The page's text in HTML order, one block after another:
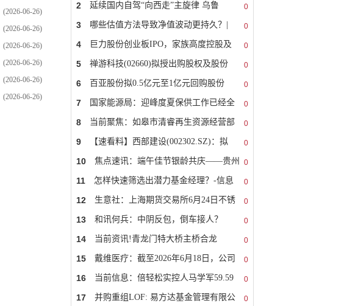
(2026-06-26)
(2026-06-26)
(2026-06-26)
(2026-06-26)
(2026-06-26)
(2026-06-26)
0
2 延续国内自驾“向西走”主旋律 乌鲁
0
3 哪些估值方法导致净值波动更持久？|
0
4 巨力股份创业板IPO，家族高度控股及
0
5 禅游科技(02660)拟授出购股权及股份
0
6 百亚股份拟0.5亿元至1亿元回购股份
0
7 国家能源局：迎峰度夏保供工作已经全
0
8 当前聚焦：如皋市清睿再生资源经营部
0
9 【速看料】西部建设(002302.SZ)：拟
0
10 焦点速讯：端午佳节银龄共庆——贵州
0
11 怎样快速筛选出潜力基金经理？-信息
0
12 生意社：上海期货交易所6月24日不锈
0
13 和讯何兵：中阴反包，倒车接人？
0
14 当前资讯!青龙门特大桥主桥合龙
0
15 戴维医疗：截至2026年6月18日，公司
0
16 当前信息：倍轻松实控人马学军59.59
0
17 并购重组LOF: 易方达基金管理有限公